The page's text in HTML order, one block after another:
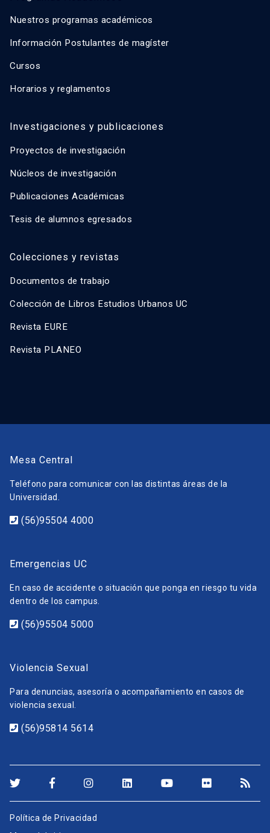
Nuestros programas académicos
Información Postulantes de magíster
Cursos
Horarios y reglamentos
Investigaciones y publicaciones
Proyectos de investigación
Núcleos de investigación
Publicaciones Académicas
Tesis de alumnos egresados
Colecciones y revistas
Documentos de trabajo
Colección de Libros Estudios Urbanos UC
Revista EURE
Revista PLANEO
Mesa Central
Teléfono para comunicar con las distintas áreas de la
Universidad.
(56)95504 4000
Emergencias UC
En caso de accidente o situación que ponga en riesgo tu vida
dentro de los campus.
(56)95504 5000
Violencia Sexual
Para denuncias, asesoría o acompañamiento en casos de
violencia sexual.
(56)95814 5614
Política de Privacidad